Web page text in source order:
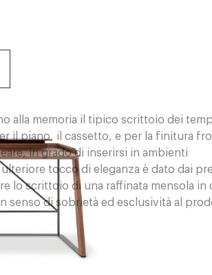
alla memoria il tipico scrittoio dei
il piano, il cassetto, e per la finitura
in grado di inserirsi in ambienti
tocco di eleganza è dato dai
lo scrittoio di una raffinata mensola in
di sobrietà ed esclusività al